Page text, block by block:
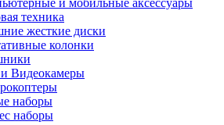
и мобильные аксессуары
техника
жесткие диски
колонки
Видеокамеры
наборы
наборы